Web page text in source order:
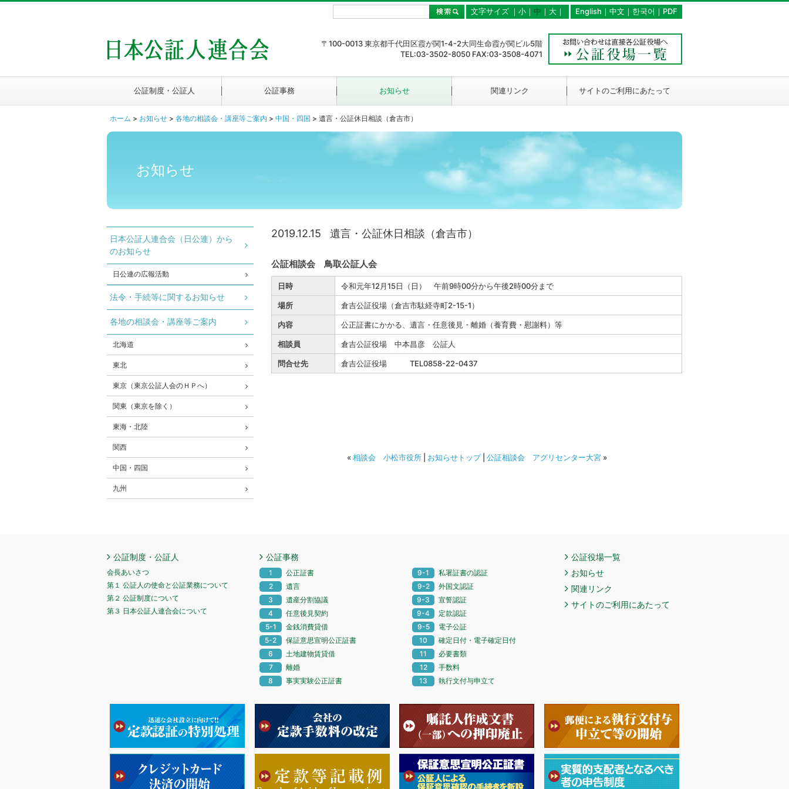
文字サイズ ｜ 小 ｜ 中 ｜ 大 ｜ English ｜ 中文 ｜ 한국어 ｜ PDF
〒100-0013 東京都千代田区霞が関1-4-2大同生命霞が関ビル5階
TEL:03-3502-8050 FAX:03-3508-4071
公証制度・公証人 公証事務 お知らせ 関連リンク サイトのご利用にあたって
ホーム > お知らせ > 各地の相談会・講座等ご案内 > 中国・四国 > 遺言・公証休日相談（倉吉市）
お知らせ
2019.12.15 遺言・公証休日相談（倉吉市）
公証相談会 鳥取公証人会
日時 令和元年12月15日（日） 午前9時00分から午後2時00分まで
場所 倉吉公証役場（倉吉市駄経寺町2-15-1）
内容 公正証書にかかる、遺言・任意後見・離婚（養育費・慰謝料）等
相談員 倉吉公証役場 中本昌彦 公証人
問合せ先 倉吉公証役場 TEL0858-22-0437
«相談会 小松市役所| お知らせトップ| 公証相談会 アグリセンター大宮»
日本公証人連合会（日公連）から
のお知らせ
日公連の広報活動
法令・手続等に関するお知らせ
各地の相談会・講座等ご案内
北海道
東北
東京（東京公証人会のＨＰへ）
関東（東京を除く）
東海・北陸
関西
中国・四国
九州
公証制度・公証人
会長あいさつ
第１ 公証人の使命と公証業務について
第２ 公証制度について
第３ 日本公証人連合会について
公証事務
1
公正証書
2
遺言
3
遺産分割協議
4
任意後見契約
5-1
金銭消費貸借
5-2
保証意思宣明公正証書
6
土地建物賃貸借
7
離婚
8
事実実験公正証書
9-1
私署証書の認証
9-2
外国文認証
9-3
宣誓認証
9-4
定款認証
9-5
電子公証
10
確定日付・電子確定日付
11
必要書類
12
手数料
13
執行文付与申立て
公証役場一覧
お知らせ
関連リンク
サイトのご利用にあたって